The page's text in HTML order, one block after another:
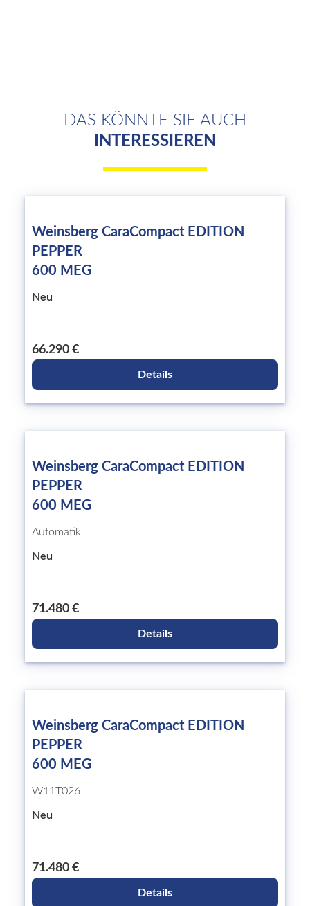
DAS KÖNNTE SIE AUCH
INTERESSIEREN
Weinsberg CaraCompact EDITION
PEPPER
600 MEG
Neu
66.290 €
Details
Weinsberg CaraCompact EDITION
PEPPER
600 MEG
Automatik
Neu
71.480 €
Details
Weinsberg CaraCompact EDITION
PEPPER
600 MEG
W11T026
Neu
71.480 €
Details